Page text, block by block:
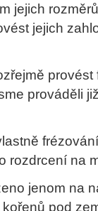
jejich
jejich
prováděli
rozdrcení na
jenom na
pod